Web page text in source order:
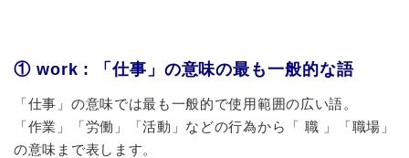
① work : 「仕事」の意味の最も一般的な語
「仕事」の意味では最も一般的で使用範囲の広い語。
「作業」「労働」「活動」などの行為から「 職 」「職場」
の意味まで表します。